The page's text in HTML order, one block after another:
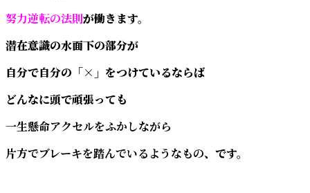
努力逆転の法則が働きます。
潜在意識の水面下の部分が
自分で自分の「×」をつけているならば
どんなに頭で頑張っても
一生懸命アクセルをふかしながら
片方でブレーキを踏んでいるようなもの、です。